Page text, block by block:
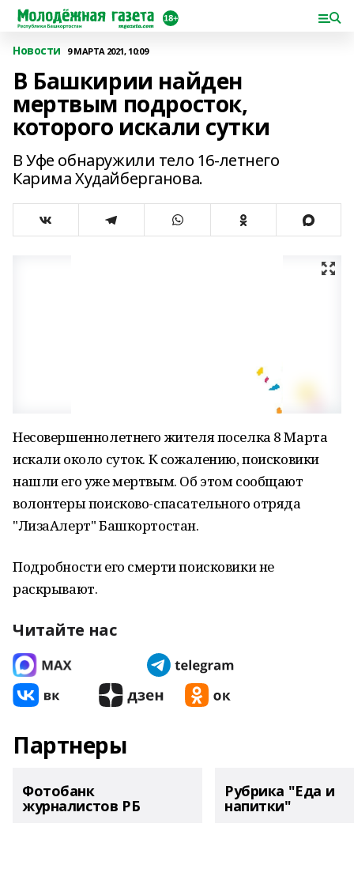
Новости 9 МАРТА 2021, 10:09
В Башкирии найден
мертвым подросток,
которого искали сутки
В Уфе обнаружили тело 16-летнего
Карима Худайберганова.
Несовершеннолетнего жителя поселка 8 Марта
искали около суток. К сожалению, поисковики
нашли его уже мертвым. Об этом сообщают
волонтеры поисково-спасательного отряда
"ЛизаАлерт" Башкортостан.
Подробности его смерти поисковики не
раскрывают.
Читайте нас
Партнеры
Фотобанк
журналистов РБ
Рубрика "Еда и
напитки"